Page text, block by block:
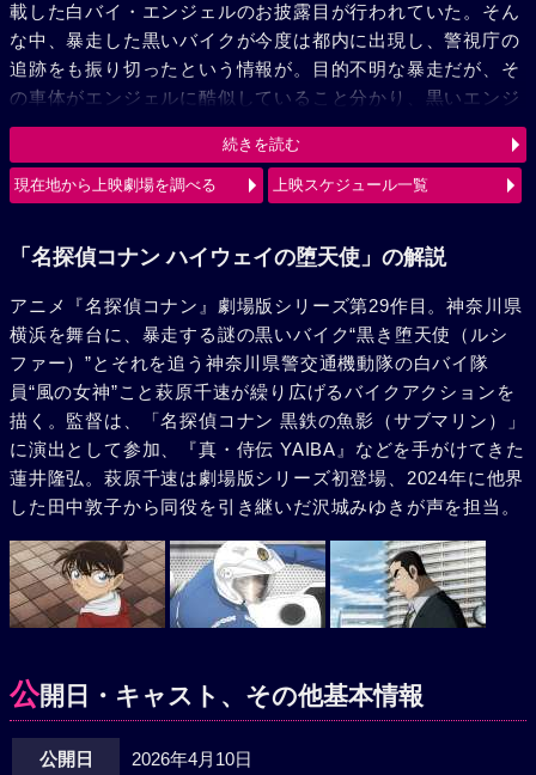
載した白バイ・エンジェルのお披露目が行われていた。そん
な中、暴走した黒いバイクが今度は都内に出現し、警視庁の
追跡をも振り切ったという情報が。目的不明な暴走だが、そ
の車体がエンジェルに酷似していること分かり、黒いエンジ
ェル“ルシファー”と呼び、追跡を続ける。弟の萩原研二（声:
三木眞一郎）とその同期・松田陣平（声:神奈延年）との記憶
が脳裏によぎる千速。風の女神（エンジェル）VS 黒き堕天
続きを読む
現在地から上映劇場を調べる 上映スケジュール一覧
「名探偵コナン ハイウェイの堕天使」の解説
アニメ『名探偵コナン』劇場版シリーズ第29作目。神奈川県
横浜を舞台に、暴走する謎の黒いバイク“黒き堕天使（ルシ
ファー）”とそれを追う神奈川県警交通機動隊の白バイ隊
員“風の女神”こと萩原千速が繰り広げるバイクアクションを
描く。監督は、「名探偵コナン 黒鉄の魚影（サブマリン）」
に演出として参加、『真・侍伝 YAIBA』などを手がけてきた
蓮井隆弘。萩原千速は劇場版シリーズ初登場、2024年に他界
した田中敦子から同役を引き継いだ沢城みゆきが声を担当。
公開日・キャスト、その他基本情報
公開日 2026年4月10日